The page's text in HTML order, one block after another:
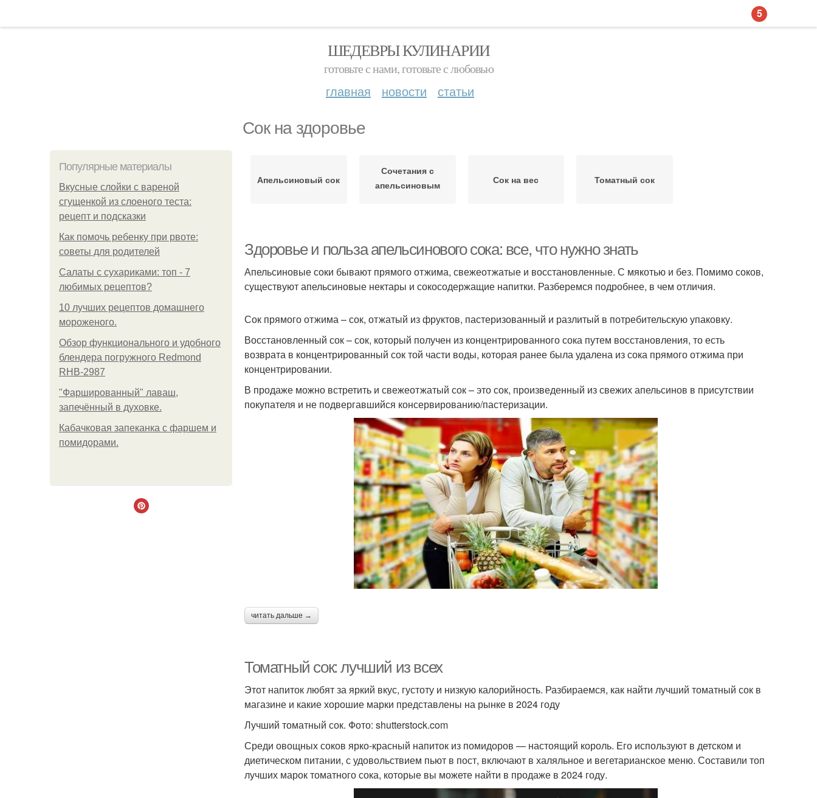
ШЕДЕВРЫ КУЛИНАРИИ
готовьте с нами, готовьте с любовью
главная новости статьи
Сок на здоровье
Популярные материалы
Вкусные слойки с вареной
сгущенкой из слоеного теста:
рецепт и подсказки
Как помочь ребенку при рвоте:
советы для родителей
Салаты с сухариками: топ - 7
любимых рецептов?
10 лучших рецептов домашнего
мороженого.
Обзор функционального и удобного
блендера погружного Redmond
RHB-2987
"Фаршированный" лаваш,
запечённый в духовке.
Кабачковая запеканка с фаршем и
помидорами.
Апельсиновый сок
Сочетания с
апельсиновым
Сок на вес Томатный сок
Здоровье и польза апельсинового сока: все, что нужно знать
Апельсиновые соки бывают прямого отжима, свежеотжатые и восстановленные. С мякотью и без. Помимо соков,
существуют апельсиновые нектары и сокосодержащие напитки. Разберемся подробнее, в чем отличия.
Сок прямого отжима – сок, отжатый из фруктов, пастеризованный и разлитый в потребительскую упаковку.
Восстановленный сок – сок, который получен из концентрированного сока путем восстановления, то есть
возврата в концентрированный сок той части воды, которая ранее была удалена из сока прямого отжима при
концентрировании.
В продаже можно встретить и свежеотжатый сок – это сок, произведенный из свежих апельсинов в присутствии
покупателя и не подвергавшийся консервированию/пастеризации.
читать дальше →
Томатный сок: лучший из всех
Этот напиток любят за яркий вкус, густоту и низкую калорийность. Разбираемся, как найти лучший томатный сок в
магазине и какие хорошие марки представлены на рынке в 2024 году
Лучший томатный сок. Фото: shutterstock.com
Среди овощных соков ярко-красный напиток из помидоров — настоящий король. Его используют в детском и
диетическом питании, с удовольствием пьют в пост, включают в халяльное и вегетарианское меню. Составили топ
лучших марок томатного сока, которые вы можете найти в продаже в 2024 году.
5